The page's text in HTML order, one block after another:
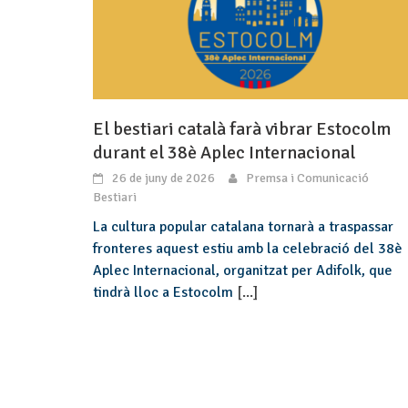
El bestiari català farà vibrar Estocolm
durant el 38è Aplec Internacional
26 de juny de 2026
Premsa i Comunicació
Bestiari
La cultura popular catalana tornarà a traspassar
fronteres aquest estiu amb la celebració del 38è
Aplec Internacional, organitzat per Adifolk, que
tindrà lloc a Estocolm [...]